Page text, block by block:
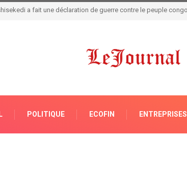
de crise ce lundi
POLITIQUE ECOFIN ENTREPRISES